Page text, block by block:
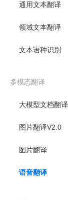
通用文本翻译
领域文本翻译
文本语种识别
多模态翻译
大模型文档翻译
图片翻译V2.0
图片翻译
语音翻译